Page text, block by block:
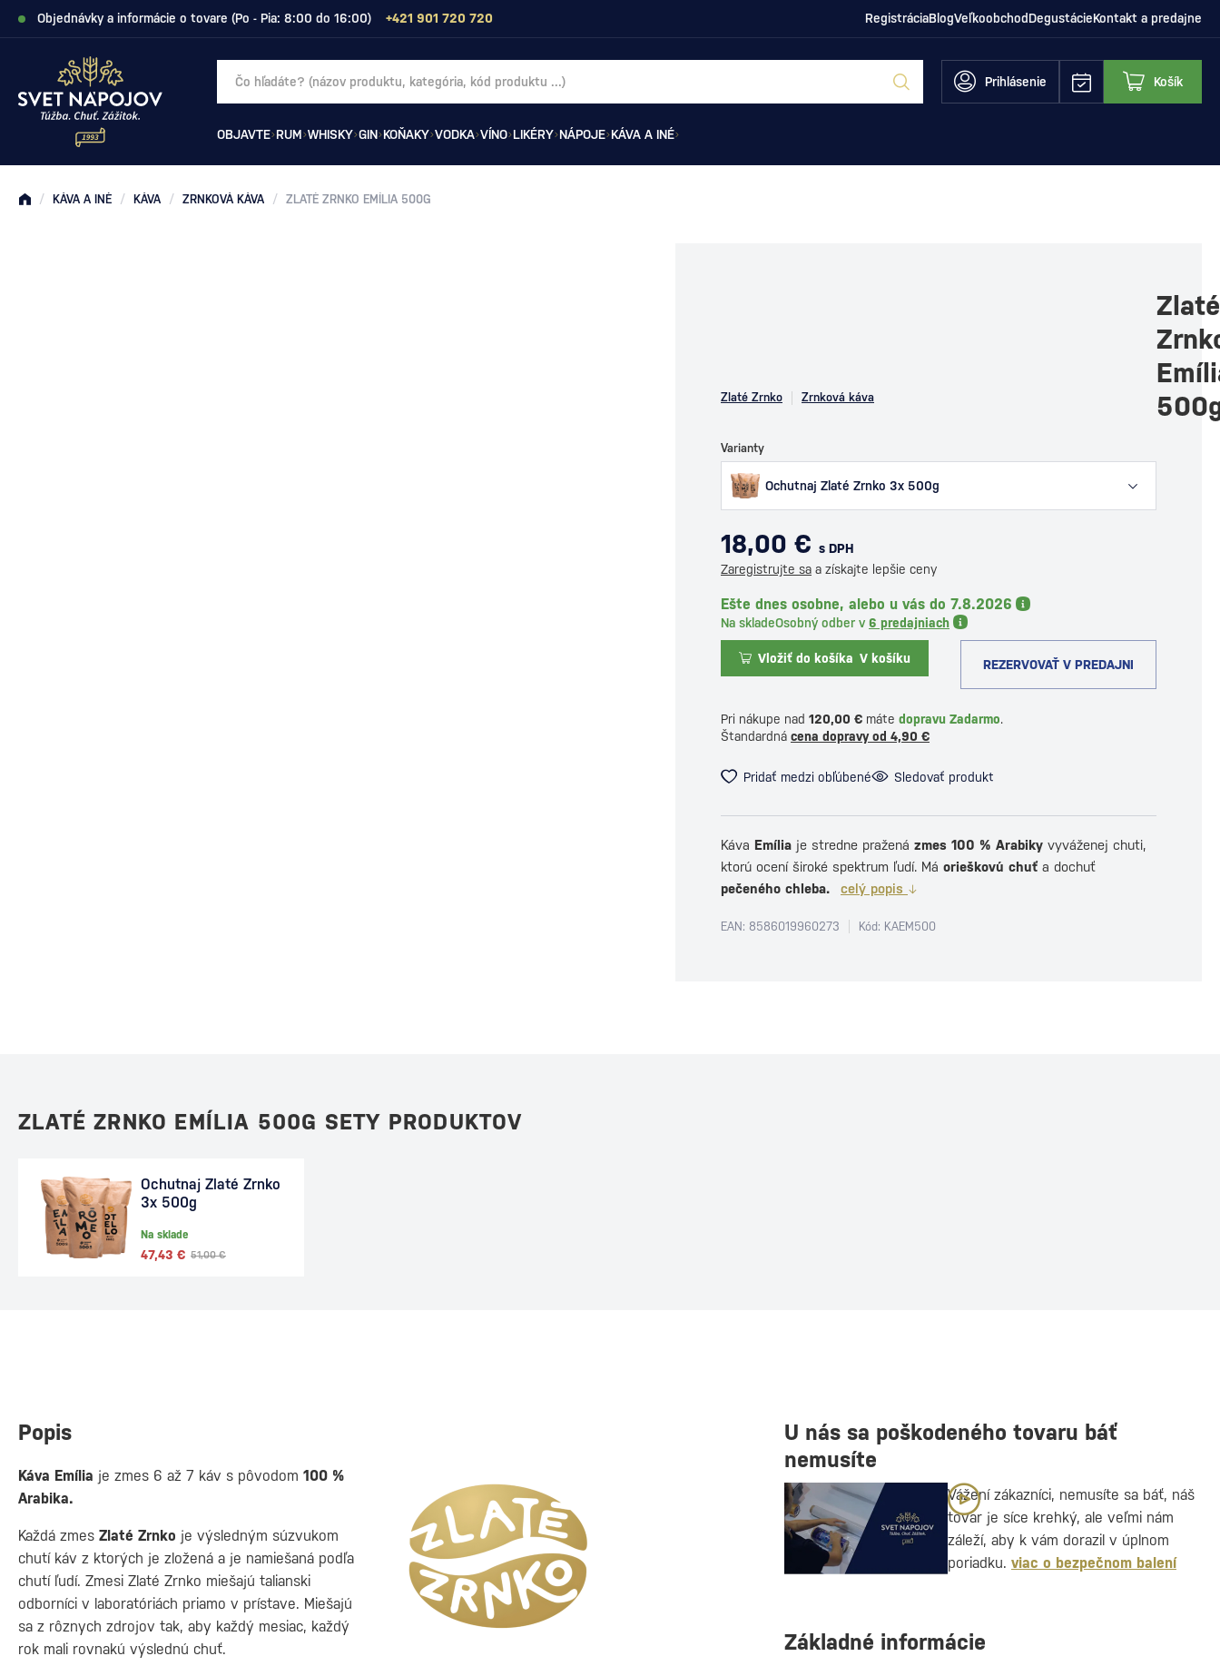
Objednávky a informácie o tovare (Po - Pia: 8:00 do 16:00) +421 901 720 720 RegistráciaBlogVeľkoobchodDegustácieKontakt a predajne
Prihlásenie Košík
OBJAVTE RUM WHISKY GIN KOŇAKY VODKA VÍNO LIKÉRY NÁPOJE KÁVA A INÉ
/ KÁVA A INÉ / KÁVA / ZRNKOVÁ KÁVA / ZLATÉ ZRNKO EMÍLIA 500G
Zlaté Zrnko Zrnková káva
Zlaté
Varianty
Ochutnaj Zlaté Zrnko 3x 500g
18,00 € s DPH
Zaregistrujte sa a získajte lepšie ceny
Ešte dnes osobne, alebo u vás do 7.8.2026
Na skladeOsobný odber v 6 predajniach
Vložiť do košíka V košíku REZERVOVAŤ V PREDAJNI
Pri nákupe nad 120,00 € máte dopravu Zadarmo.
Štandardná cena dopravy od 4,90 €
Pridať medzi obľúbené Sledovať produkt
Káva Emília je stredne pražená zmes 100 % Arabiky vyváženej chuti,
ktorú ocení široké spektrum ľudí. Má orieškovú chuťa dochuť
pečeného chleba.
celý popis
EAN: 8586019960273 Kód: KAEM500
ZLATÉ ZRNKO EMÍLIA 500G SETY PRODUKTOV
Ochutnaj Zlaté Zrnko
3x 500g
Na sklade
51,00 €
47,43 €
Popis
Káva Emília je zmes 6 až 7 káv s pôvodom 100 %
Arabika.
Každá zmes Zlaté Zrnko je výsledným súzvukom
chutí káv z ktorých je zložená a je namiešaná podľa
chutí ľudí. Zmesi Zlaté Zrnko miešajú talianski
odborníci v laboratóriách priamo v prístave. Miešajú
sa z rôznych zdrojov tak, aby každý mesiac, každý
rok mali rovnakú výslednú chuť.
U nás sa poškodeného tovaru báť
nemusíte
Vážení zákazníci, nemusíte sa báť, náš
tovar je síce krehký, ale veľmi nám
záleží, aby k vám dorazil v úplnom
poriadku. viac o bezpečnom balení
Základné informácie